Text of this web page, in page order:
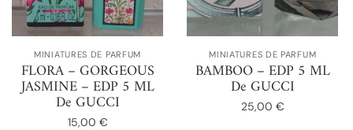
MINIATURES DE PARFUM
FLORA – GORGEOUS
JASMINE – EDP 5 ML
De GUCCI
15,00 €
MINIATURES DE PARFUM
BAMBOO – EDP 5 ML
De GUCCI
25,00 €